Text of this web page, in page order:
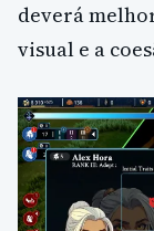
deverá
visual e a